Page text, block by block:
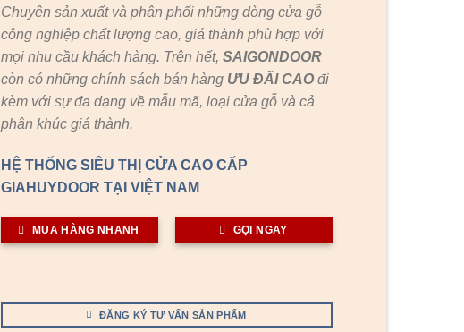
Chuyên sản xuất và phân phối những dòng cửa gỗ
công nghiệp chất lượng cao, giá thành phù hợp với
mọi nhu cầu khách hàng. Trên hết,SAIGONDOOR
còn có những chính sách bán hàng ƯU ĐÃI CAOđi
kèm với sự đa dạng về mẫu mã, loại cửa gỗ và cả
phân khúc giá thành.
HỆ THỐNG SIÊU THỊ CỬA CAO CẤP
GIAHUYDOOR TẠI VIỆT NAM
MUA HÀNG NHANH GỌI NGAY
ĐĂNG KÝ TƯ VẤN SẢN PHẨM